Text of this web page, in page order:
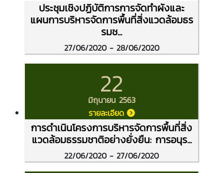
ประชุมเชิงปฏิบัติการการจัดทำผังและ
แผนการบริหารจัดการพื้นที่สิ่งแวดล้อมธร
รมช...
27/06/2020 - 28/06/2020
22
มิถุนายน 2563
รายละเอียด
การดำเนินโครงการบริหารจัดการพื้นที่สิ่ง
แวดล้อมธรรมชาติอย่างยั่งยืน: การอนุร...
22/06/2020 - 27/06/2020